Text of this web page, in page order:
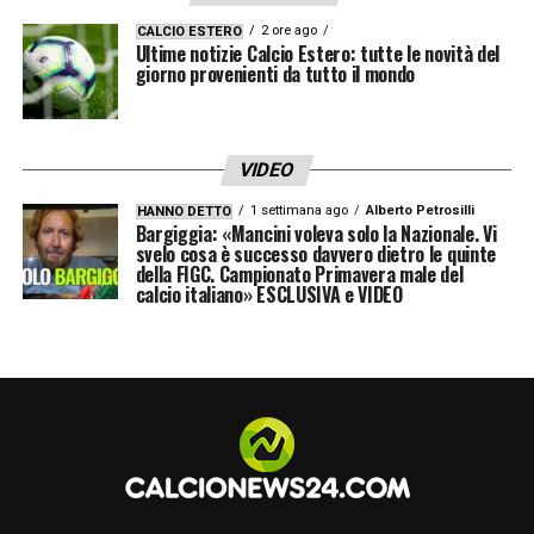
CALCIO ESTERO 2 ore ago
Ultime notizie Calcio Estero: tutte le novità del
giorno provenienti da tutto il mondo
VIDEO
HANNO DETTO 1 settimana ago Alberto Petrosilli
Bargiggia: «Mancini voleva solo la Nazionale. Vi
svelo cosa è successo davvero dietro le quinte
della FIGC. Campionato Primavera male del
calcio italiano» ESCLUSIVA e VIDEO